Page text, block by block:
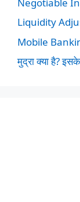
Liquidity
Mobile
मुद्रा क्या है?